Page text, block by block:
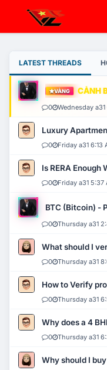
LATEST THREADS
VÀNG CẢNH
0 Wednesday
Luxury
0 Friday a31 6:13
Is RERA Enough
0 Friday a31 5:37
BTC (Bitcoin) -
0 Thursday a31
What should I
0 Thursday a31
How to Verify
0 Thursday a31
Why does a 4
0 Thursday a31
Why should I